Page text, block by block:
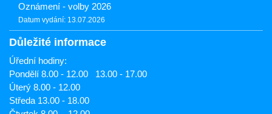
Oznámení - volby 2026
Datum vydání: 13.07.2026
Důležité informace
Úřední hodiny:
Pondělí 8.00 - 12.00 13.00 - 17.00
Úterý 8.00 - 12.00
Středa 13.00 - 18.00